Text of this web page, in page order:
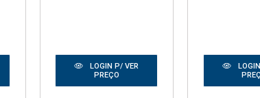
LOGIN P/ VER
PREÇO